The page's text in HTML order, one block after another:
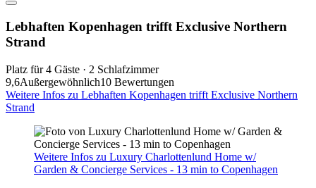
Lebhaften Kopenhagen trifft Exclusive Northern
Strand
Platz für 4 Gäste · 2 Schlafzimmer
9,6Außergewöhnlich10 Bewertungen
Weitere Infos zu Lebhaften Kopenhagen trifft Exclusive Northern
Strand
Weitere Infos zu Luxury Charlottenlund Home w/
Garden & Concierge Services - 13 min to Copenhagen